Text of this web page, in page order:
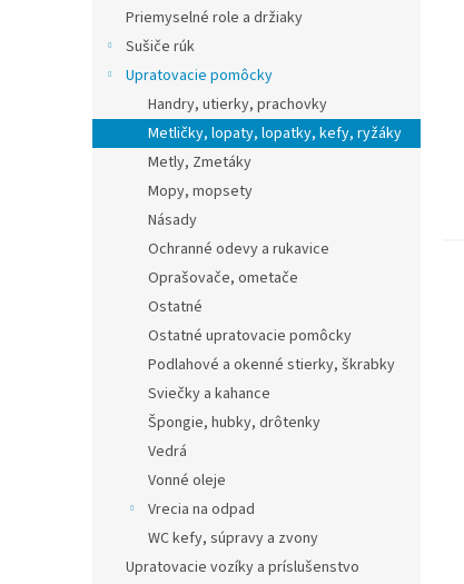
Priemyselné role a držiaky
Sušiče rúk
Upratovacie pomôcky
Handry, utierky, prachovky
Metličky, lopaty, lopatky, kefy, ryžáky
Metly, Zmetáky
Mopy, mopsety
Násady
Ochranné odevy a rukavice
Oprašovače, ometače
Ostatné
Ostatné upratovacie pomôcky
Podlahové a okenné stierky, škrabky
Sviečky a kahance
Špongie, hubky, drôtenky
Vedrá
Vonné oleje
Vrecia na odpad
WC kefy, súpravy a zvony
Upratovacie vozíky a príslušenstvo